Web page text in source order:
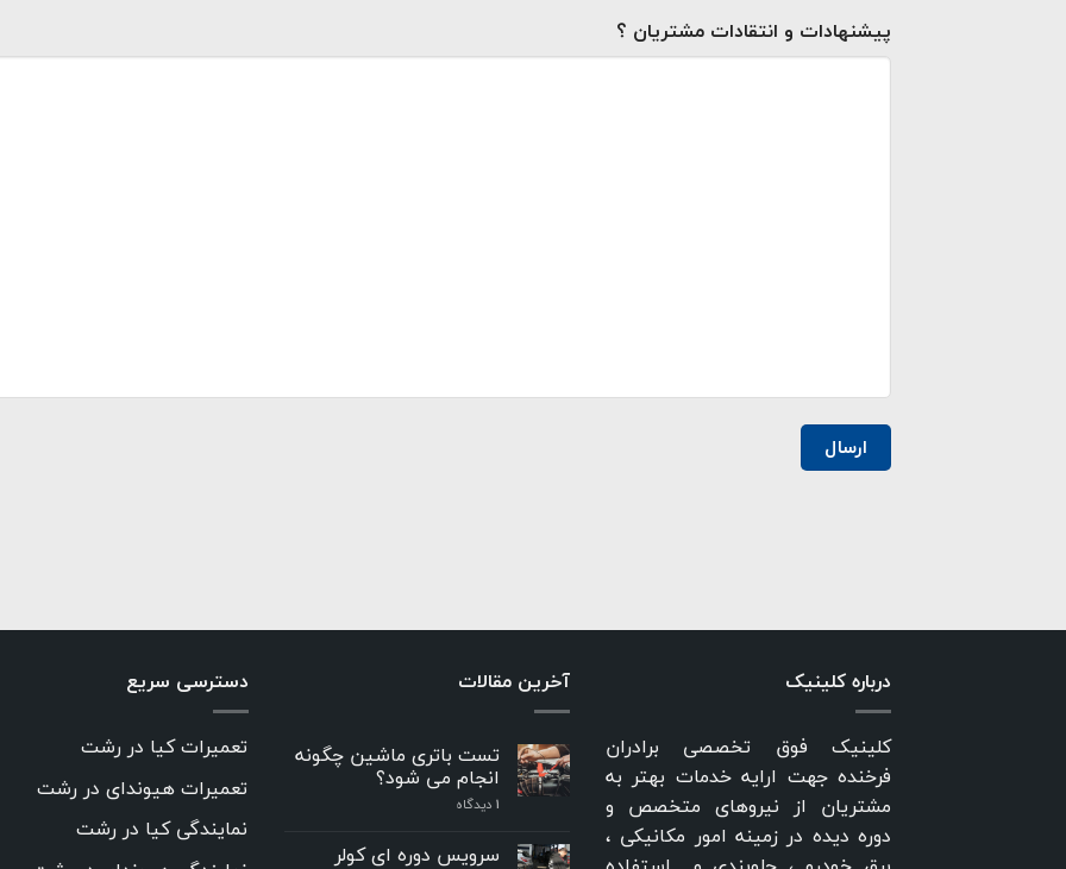
پیشنهادات و انتقادات مشتریان ؟
درباره کلینیک
کلینیک فوق تخصصی برادران
فرخنده جهت ارایه خدمات بهتر به
مشتریان از نیروهای متخصص و
دوره دیده در زمینه امور مکانیکی ،
آخرین مقالات
تست باتری ماشین چگونه
انجام می شود؟
۱ دیدگاه
سرویس دوره ای کولر
دسترسی سریع
تعمیرات کیا در رشت
تعمیرات هیوندای در رشت
نمایندگی کیا در رشت